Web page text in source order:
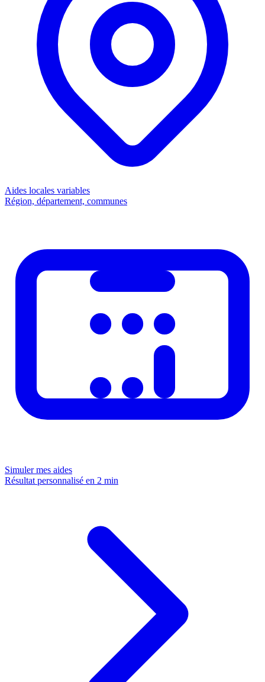
Aides locales variables
Région, département, communes
Simuler mes aides
Résultat personnalisé en 2 min